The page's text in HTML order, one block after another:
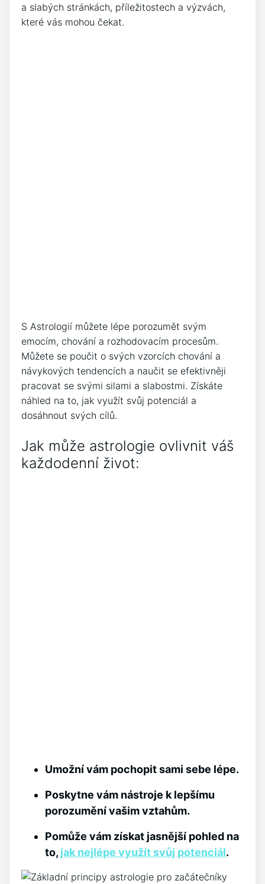
a slabých stránkách, příležitostech a výzvách,
které vás mohou čekat.
S Astrologií můžete lépe porozumět svým
emocím, chování a rozhodovacím procesům.
Můžete se poučit o svých vzorcích chování a
návykových tendencích a naučit se efektivněji
pracovat se svými silami a slabostmi. Získáte
náhled na to, jak využít svůj potenciál a
dosáhnout svých cílů.
Jak může astrologie ovlivnit váš
každodenní život:
Umožní vám pochopit sami sebe lépe.
Poskytne vám nástroje k lepšímu
porozumění vašim vztahům.
Pomůže vám získat jasnější pohled na
to, jak nejlépe využít svůj potenciál.